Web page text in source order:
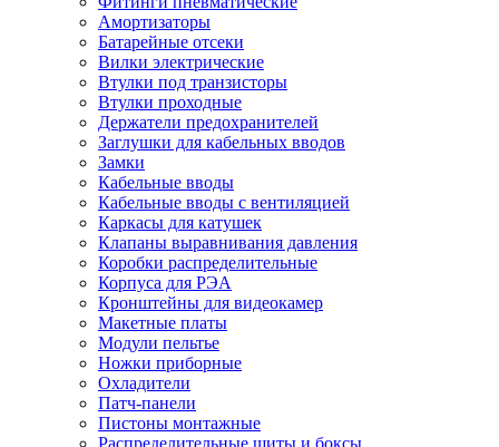
Амортизаторы
Батарейные отсеки
Вилки электрические
Втулки под транзисторы
Втулки проходные
Держатели предохранителей
Заглушки для кабельных вводов
Замки
Кабельные вводы
Кабельные вводы с вентиляцией
Каркасы для катушек
Клапаны выравнивания давления
Коробки распределительные
Корпуса для РЭА
Кронштейны для видеокамер
Макетные платы
Модули пельтье
Ножки приборные
Охладители
Патч-панели
Пистоны монтажные
Распределительные щиты и боксы